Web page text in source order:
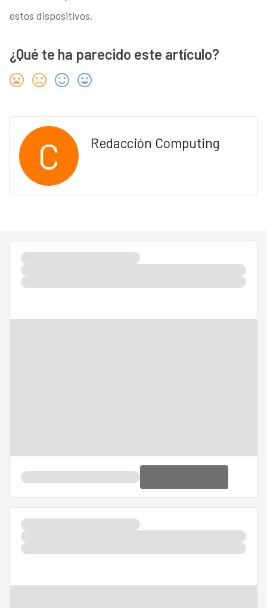
estos dispositivos.
¿Qué te ha parecido este artículo?
C Redacción Computing